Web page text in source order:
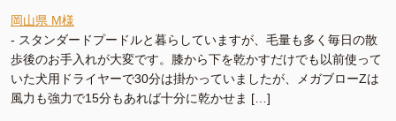
岡山県 M様
- スタンダードプードルと暮らしていますが、毛量も多く毎日の散
歩後のお手入れが大変です。膝から下を乾かすだけでも以前使って
いた犬用ドライヤーで30分は掛かっていましたが、メガブローZは
風力も強力で15分もあれば十分に乾かせま […]